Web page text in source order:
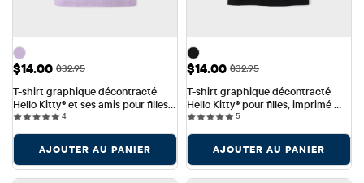
Prix ​​de vente: $14.00
$14.00 Prix ​​d'origine: $32.95
$32.95
T-shirt graphique décontracté
Hello Kitty® et ses amis pour filles,
imprimé en relief devant et
44 reviews
AJOUTER AU PANIER
Prix ​​de vente: $14.00
$14.00 Prix ​​d'origine: $32.95
$32.95
T-shirt graphique décontracté
Hello Kitty® pour filles, imprimé
bouffant, crochet.
55 reviews
AJOUTER AU PANIER